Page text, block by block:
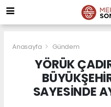
Anasayfa Gündem
YÖRÜK
SAYESİNDE